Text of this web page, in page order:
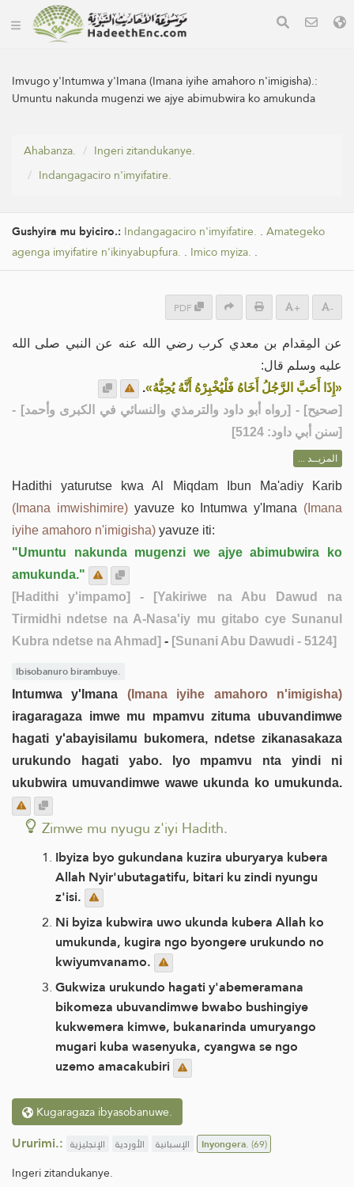
Imvugo y'Intumwa y'Imana (Imana iyihe amahoro n'imigisha).:
Umuntu nakunda mugenzi we ajye abimubwira ko amukunda
Ahabanza.
Ingeri zitandukanye.
Indangagaciro n'imyifatire.
Gushyira mu byiciro.: Indangagaciro n'imyifatire. . Amategeko
agenga imyifatire n'ikinyabupfura. . Imico myiza. .
PDF + -
عن المِقدام بن معدي كرب رضي الله عنه عن النبي صلى الله
عليه وسلم قال:
«إِذَا أَحَبَّ الرَّجُلُ أَخَاهُ فَلْيُخْبِرْهُ أَنَّهُ يُحِبُّهُ».
[صحيح] - [رواه أبو داود والترمذي والنسائي في الكبرى وأحمد] -
[سنن أبي داود: 5124]
المزيــد ...
Hadithi yaturutse kwa Al Miqdam Ibun Ma'adiy Karib
(Imana imwishimire)yavuze ko Intumwa y'Imana (Imana
iyihe amahoro n'imigisha) yavuze iti:
"Umuntu nakunda mugenzi we ajye abimubwira ko
amukunda."
[Hadithi y'impamo]
- [Yakiriwe na Abu Dawud na
Tirmidhi ndetse na A-Nasa'iy mu gitabo cye Sunanul
Kubra ndetse na Ahmad] - [Sunani Abu Dawudi - 5124]
Ibisobanuro birambuye.
Intumwa y'Imana (Imana iyihe amahoro n'imigisha)
iragaragaza imwe mu mpamvu zituma ubuvandimwe
hagati y'abayisilamu bukomera, ndetse zikanasakaza
urukundo hagati yabo. Iyo mpamvu nta yindi ni
ukubwira umuvandimwe wawe ukunda ko umukunda.
Zimwe mu nyugu z'iyi Hadith.
Ibyiza byo gukundana kuzira uburyarya kubera
Allah Nyir'ubutagatifu, bitari ku zindi nyungu
z'isi.
Ni byiza kubwira uwo ukunda kubera Allah ko
umukunda, kugira ngo byongere urukundo no
kwiyumvanamo.
Gukwiza urukundo hagati y'abemeramana
bikomeza ubuvandimwe bwabo bushingiye
kukwemera kimwe, bukanarinda umuryango
mugari kuba wasenyuka, cyangwa se ngo
uzemo amacakubiri
Kugaragaza ibyasobanuwe.
Ururimi.: الإنجليزية الأوردية الإسبانية Inyongera.(69)
Ingeri zitandukanye.